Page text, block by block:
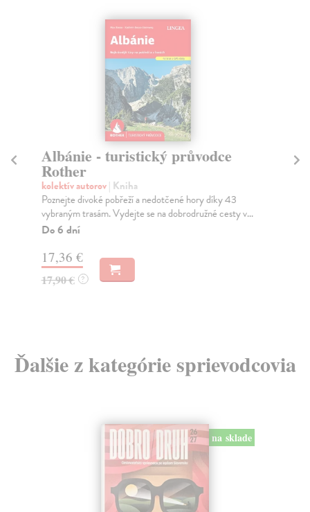
Albánie - turistický průvodce
Rother
kolektív autorov| Kniha
Poznejte divoké pobřeží a nedotčené hory díky 43
vybraným trasám. Vydejte se na dobrodružné cesty v...
Do 6 dní
17,36 €
17,90 € ?
Ďalšie z kategórie sprievodcovia
na sklade